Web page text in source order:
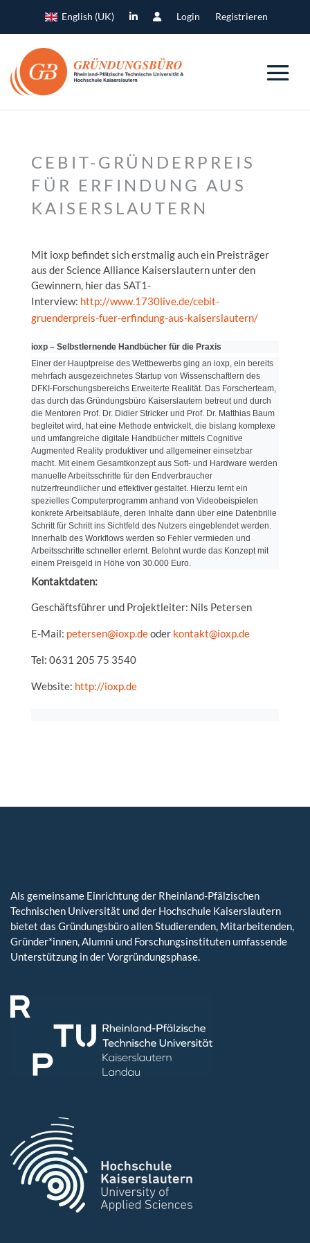
English (UK) Login Registrieren
CEBIT-GRÜNDERPREIS
FÜR ERFINDUNG AUS
KAISERSLAUTERN
Mit ioxp befindet sich erstmalig auch ein Preisträger
aus der Science Alliance Kaiserslautern unter den
Gewinnern, hier das SAT1-
Interview: http://www.1730live.de/cebit-
gruenderpreis-fuer-erfindung-aus-kaiserslautern/
ioxp – Selbstlernende Handbücher für die Praxis
Einer der Hauptpreise des Wettbewerbs ging an ioxp, ein bereits
mehrfach ausgezeichnetes Startup von Wissenschaftlern des
DFKI-Forschungsbereichs Erweiterte Realität. Das Forscherteam,
das durch das Gründungsbüro Kaiserslautern betreut und durch
die Mentoren Prof. Dr. Didier Stricker und Prof. Dr. Matthias Baum
begleitet wird, hat eine Methode entwickelt, die bislang komplexe
und umfangreiche digitale Handbücher mittels Cognitive
Augmented Reality produktiver und allgemeiner einsetzbar
macht. Mit einem Gesamtkonzept aus Soft- und Hardware werden
manuelle Arbeitsschritte für den Endverbraucher
nutzerfreundlicher und effektiver gestaltet. Hierzu lernt ein
spezielles Computerprogramm anhand von Videobeispielen
konkrete Arbeitsabläufe, deren Inhalte dann über eine Datenbrille
Schritt für Schritt ins Sichtfeld des Nutzers eingeblendet werden.
Innerhalb des Workflows werden so Fehler vermieden und
Arbeitsschritte schneller erlernt. Belohnt wurde das Konzept mit
einem Preisgeld in Höhe von 30.000 Euro.
Kontaktdaten:
Geschäftsführer und Projektleiter: Nils Petersen
E-Mail: petersen@ioxp.deoder kontakt@ioxp.de
Tel: 0631 205 75 3540
Website: http://ioxp.de
Als gemeinsame Einrichtung der Rheinland-Pfälzischen
Technischen Universität und der Hochschule Kaiserslautern
bietet das Gründungsbüro allen Studierenden, Mitarbeitenden,
Gründer*innen, Alumni und Forschungsinstituten umfassende
Unterstützung in der Vorgründungsphase.